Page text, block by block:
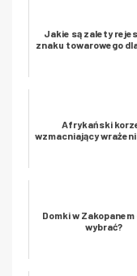
Jakie są zalety
znaku towarowego
Afrykański
wzmacniający
Domki w
wybrać?